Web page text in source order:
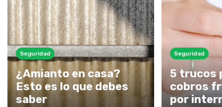
Seguridad
¿Amianto en casa?
Esto es lo que debes
saber
Seguridad
5 trucos
cobros
por